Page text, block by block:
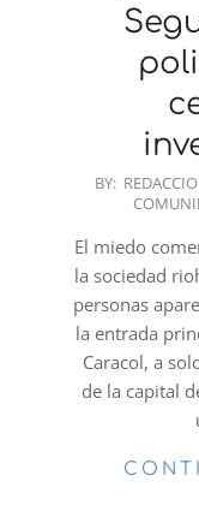
2023-
18
BY:
El miedo
la sociedad
personas
la entrada
Caracol, a
de la capital